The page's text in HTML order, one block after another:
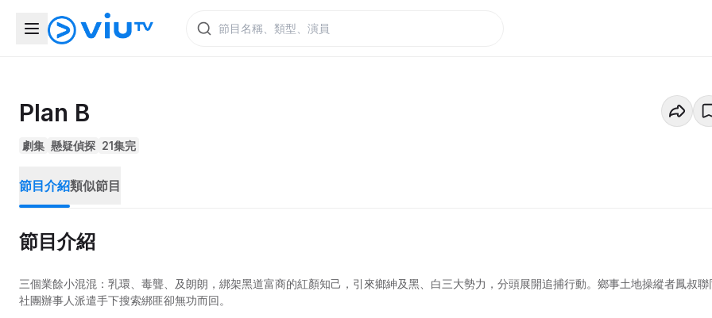
Plan B
劇集 懸疑偵探 21集完
節目介紹類似節目
節目介紹
三個業餘小混混：乳環、毒聾、及朗朗，綁架黑道富商的紅顏知己，引來鄉紳及黑、白三大勢力，分頭展開追捕行動。鄉事土地操縱者鳳叔聯
社團辦事人派遣手下搜索綁匪卻無功而回。